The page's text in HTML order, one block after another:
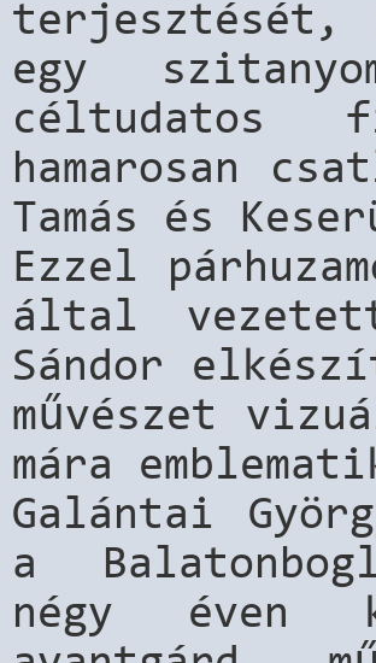
terjesztését,
egy
céltudatos
hamarosan
Tamás és
Ezzel
által
Sándor
művészet
mára
Galántai
a
négy éven